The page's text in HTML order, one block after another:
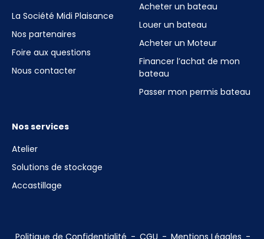
La Société Midi Plaisance
Nos partenaires
Foire aux questions
Nous contacter
Acheter un bateau
Louer un bateau
Acheter un Moteur
Financer l’achat de mon
bateau
Passer mon permis bateau
Nos services
Atelier
Solutions de stockage
Accastillage
Politique de Confidentialité CGU Mentions Légales